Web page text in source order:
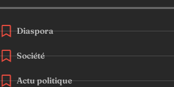
Diaspora
Société
Actu politique